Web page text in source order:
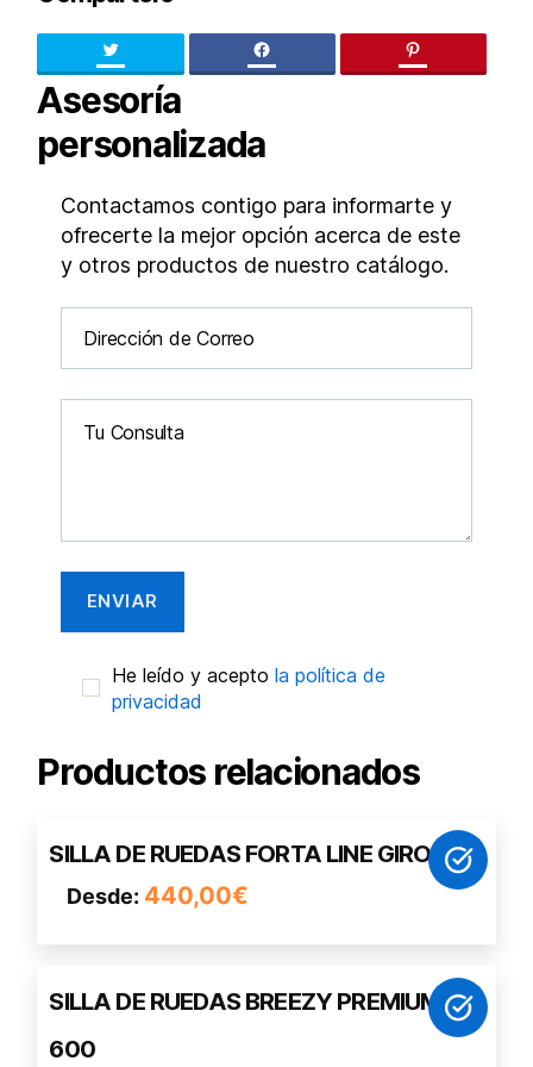
Twitter facebook pinteres
Asesoría
personalizada
Contactamos contigo para informarte y
ofrecerte la mejor opción acerca de este
y otros productos de nuestro catálogo.
He leído y aceptola política de
privacidad
Productos relacionados
SILLA DE RUEDAS FORTA LINE GIRO
Desde: 440,00€
Este
tiene
Las
se
SILLA DE RUEDAS BREEZY PREMIUM
600
Este
tiene